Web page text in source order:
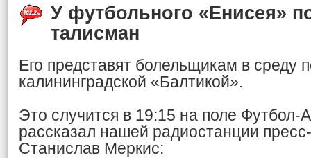
У футбольного «Енисея»
талисман
Его представят болельщикам в среду
калининградской «Балтикой».
Это случится в 19:15 на поле
рассказал нашей радиостанции
Станислав Меркис: